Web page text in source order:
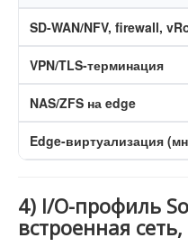
SD-WAN/NFV, firewall,
VPN/TLS-терминация
NAS/ZFS на edge
Edge-виртуализация
4) I/O-профиль
встроенная сеть,